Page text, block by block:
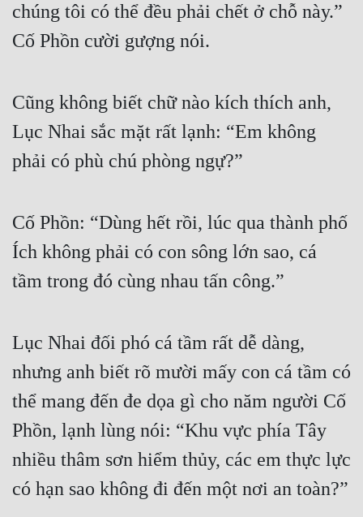
chúng tôi có thể đều phải chết ở chỗ này.”
Cố Phồn cười gượng nói.
Cũng không biết chữ nào kích thích anh,
Lục Nhai sắc mặt rất lạnh: “Em không
phải có phù chú phòng ngự?”
Cố Phồn: “Dùng hết rồi, lúc qua thành phố
Ích không phải có con sông lớn sao, cá
tầm trong đó cùng nhau tấn công.”
Lục Nhai đối phó cá tầm rất dễ dàng,
nhưng anh biết rõ mười mấy con cá tầm có
thể mang đến đe dọa gì cho năm người Cố
Phồn, lạnh lùng nói: “Khu vực phía Tây
nhiều thâm sơn hiểm thủy, các em thực lực
có hạn sao không đi đến một nơi an toàn?”